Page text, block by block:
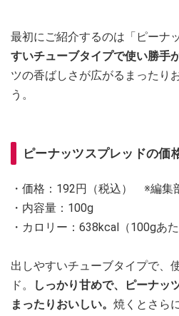
最初にご紹介するのは「ピーナ
すいチューブタイプで使い勝手
ツの香ばしさが広がるまったり
う。
ピーナッツスプレッドの価
・価格：192円（税込） ※編集
・内容量：100g
・カロリー：638kcal（100gあた
出しやすいチューブタイプで、
ド。
しっかり甘めで、ピーナッ
まったりおいしい。 焼くとさら